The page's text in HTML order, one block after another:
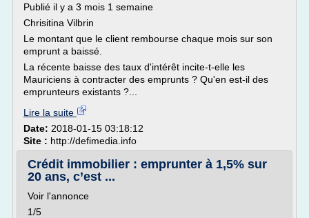
Publié il y a 3 mois 1 semaine
Chrisitina Vilbrin
Le montant que le client rembourse chaque mois sur son
emprunt a baissé.
La récente baisse des taux d'intérêt incite-t-elle les
Mauriciens à contracter des emprunts ? Qu'en est-il des
emprunteurs existants ?...
Lire la suite
Date: 2018-01-15 03:18:12
Site : http://defimedia.info
Crédit immobilier : emprunter à 1,5% sur
20 ans, c’est ...
Voir l'annonce
1/5